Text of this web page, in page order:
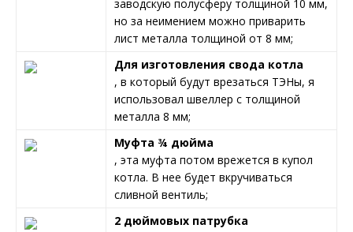
заводскую полусферу толщиной 10 мм,
но за неимением можно приварить
лист металла толщиной от 8 мм;
Для изготовления свода котла
, в который будут врезаться ТЭНы, я
использовал швеллер с толщиной
металла 8 мм;
Муфта ¾ дюйма
, эта муфта потом врежется в купол
котла. В нее будет вкручиваться
сливной вентиль;
2 дюймовых патрубка